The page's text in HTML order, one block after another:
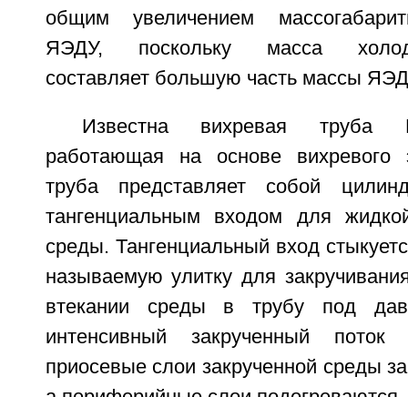
общим увеличением
ЯЭДУ, поскольку масса
составляет большую часть массы
Известна вихревая труба
работающая на основе вихревого
труба представляет собой
тангенциальным входом для
среды. Тангенциальный вход
называемую улитку для
втекании среды в трубу под
интенсивный закрученный
приосевые слои закрученной среды